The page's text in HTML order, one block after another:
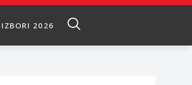
IZBORI 2026